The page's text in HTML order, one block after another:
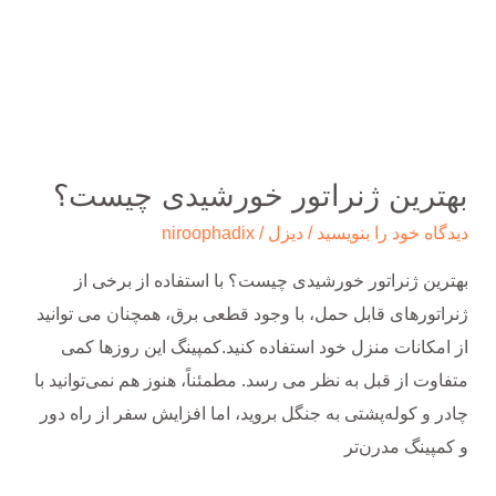
بهترین ژنراتور خورشیدی چیست؟
دیدگاه‌ خود را بنویسید /دیزل /
niroophadix
بهترین ژنراتور خورشیدی چیست؟ با استفاده از برخی از
ژنراتورهای قابل حمل، با وجود قطعی برق، همچنان می توانید
از امکانات منزل خود استفاده کنید.کمپینگ این روزها کمی
متفاوت از قبل به نظر می رسد. مطمئناً، هنوز هم نمی‌توانید با
چادر و کوله‌پشتی به جنگل بروید، اما افزایش سفر از راه دور
و کمپینگ مدرن‌تر